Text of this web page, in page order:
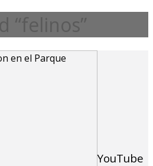
“felinos”
YouTube